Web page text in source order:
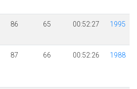
86 65 00:52:27 1995
87 66 00:52:26 1988